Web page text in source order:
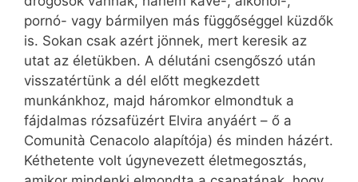
pornó- vagy bármilyen más függőséggel küzdők
is. Sokan csak azért jönnek, mert keresik az
utat az életükben. A délutáni csengőszó után
visszatértünk a dél előtt megkezdett
munkánkhoz, majd háromkor elmondtuk a
fájdalmas rózsafüzért Elvira anyáért – ő a
Comunità Cenacolo alapítója) és minden házért.
Kéthetente volt úgynevezett életmegosztás,